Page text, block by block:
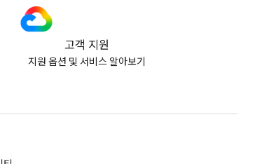
고객 지원
지원 옵션 및 서비스 알아보기